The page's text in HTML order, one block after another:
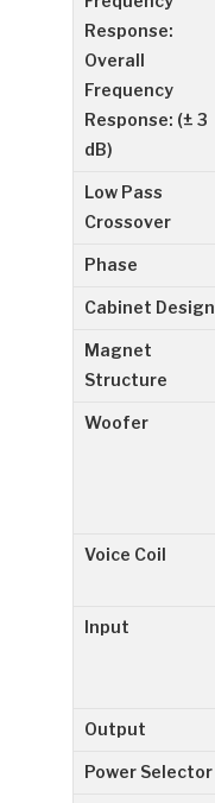
Response:
Overall
Frequency
Response: (± 3
dB)
Low Pass
Crossover
Phase
Cabinet Design
Magnet
Structure
Woofer
Voice Coil
Input
Output
Power Selector